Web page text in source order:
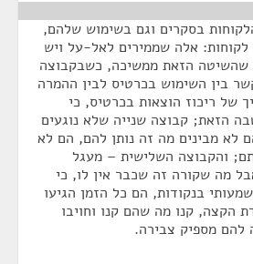
בסקרים וגם בשימוש שלהם,
לקוחות: אלה שממירים לאל-על ויש
שהשיטה הזאת ממשיכה, כשבקבוצה
בין השימוש בכרטיס לבין ההמרה
של ריכוז הוצאות בכרטיס, כי
הזאת; קבוצה שנייה שלא נוגעים
לא מבינים מה זה נותן להם, הם לא
והקבוצה השלישית – מעגל
מה שקורה זה שכבר אין לו, כי
בנקודות, הם כל הזמן הגיעו
הקצה, קנו מה שהם קנו וחויבו
להם מספיק צבירה.